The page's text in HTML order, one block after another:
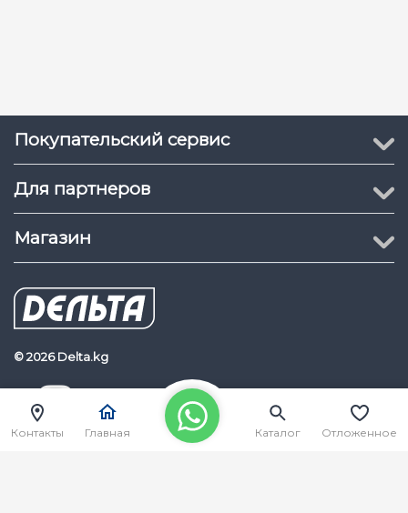
Покупательский сервис
Для партнеров
Магазин
© 2026 Delta.kg
Delta.kg
Контакты Главная Каталог Отложенное